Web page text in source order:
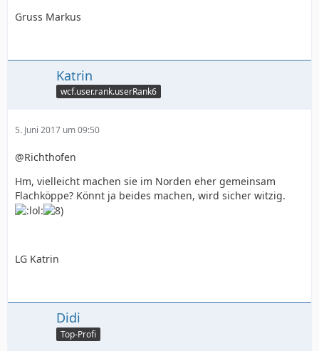
Gruss Markus
Katrin
wcf.user.rank.userRank6
5. Juni 2017 um 09:50
@Richthofen
Hm, vielleicht machen sie im Norden eher gemeinsam
Flachköppe? Könnt ja beides machen, wird sicher witzig.
LG Katrin
Didi
Top-Profi